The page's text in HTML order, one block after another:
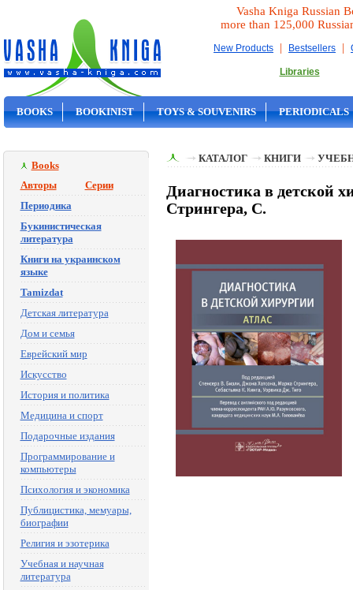
Vasha Kniga Russian
more than 125,000
New Products | Bestsellers |
Libraries
BOOKS BOOKINIST TOYS & SOUVENIRS PERIODICALS
Books
Авторы
Серии
Периодика
Букинистическая
литература
Книги на украинском
языке
Tamizdat
Детская литература
Дом и семья
Еврейский мир
Искусство
История и политика
Медицина и спорт
Подарочные издания
Программирование и
компьютеры
Психология и экономика
Публицистика, мемуары,
биографии
Религия и эзотерика
Учебная и научная
литература
КАТАЛОГ КНИГИ
Диагностика в детской
Стрингера, С.